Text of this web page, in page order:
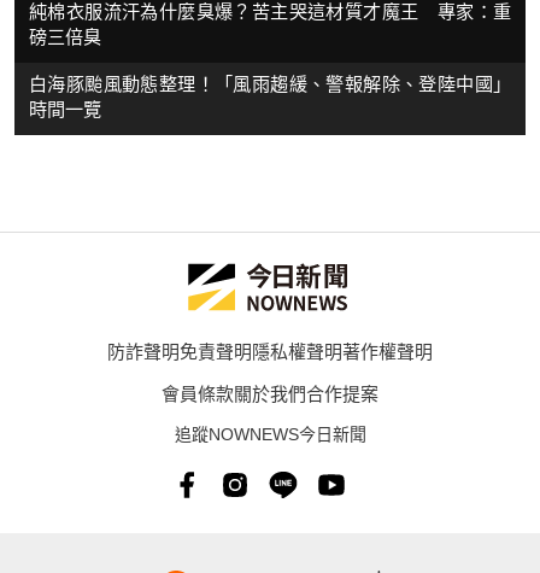
純棉衣服流汗為什麼臭爆？苦主哭這材質才魔王 專家：重
磅三倍臭
白海豚颱風動態整理！「風雨趨緩、警報解除、登陸中國」
時間一覽
防詐聲明免責聲明隱私權聲明著作權聲明
會員條款關於我們合作提案
追蹤NOWNEWS今日新聞